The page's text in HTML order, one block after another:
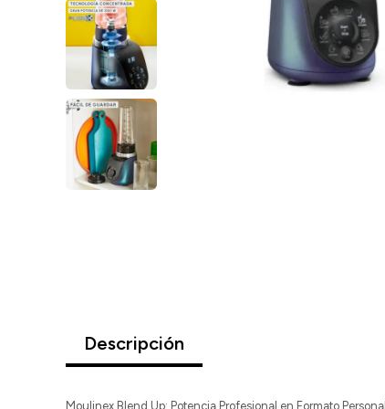
Descripción
Moulinex Blend Up: Potencia Profesional en Formato Personal